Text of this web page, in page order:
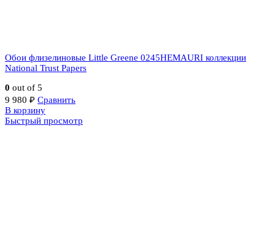
Обои флизелиновые Little Greene 0245HEMAURI коллекции
National Trust Papers
0 out of 5
9 980 ₽ Сравнить
В корзину
Быстрый просмотр